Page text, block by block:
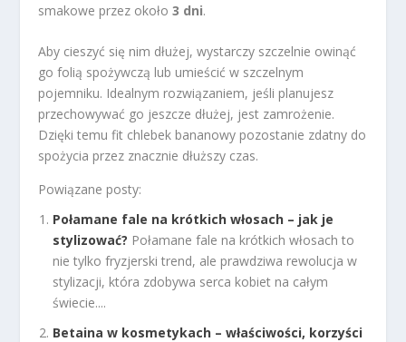
smakowe przez około3 dni.
Aby cieszyć się nim dłużej, wystarczy szczelnie owinąć
go folią spożywczą lub umieścić w szczelnym
pojemniku. Idealnym rozwiązaniem, jeśli planujesz
przechowywać go jeszcze dłużej, jest zamrożenie.
Dzięki temu fit chlebek bananowy pozostanie zdatny do
spożycia przez znacznie dłuższy czas.
Powiązane posty:
Połamane fale na krótkich włosach – jak je
stylizować? Połamane fale na krótkich włosach to
nie tylko fryzjerski trend, ale prawdziwa rewolucja w
stylizacji, która zdobywa serca kobiet na całym
świecie....
Betaina w kosmetykach – właściwości, korzyści